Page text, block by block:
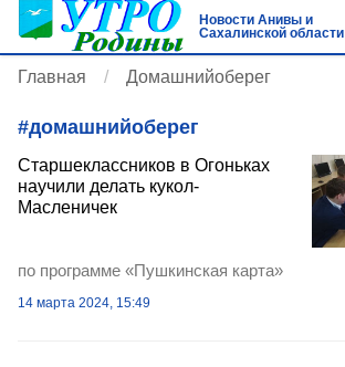
Новости Анивы и
Сахалинской области
Главная Домашнийоберег
#домашнийоберег
Старшеклассников в Огоньках
научили делать кукол-
Масленичек
по программе «Пушкинская карта»
14 марта 2024, 15:49